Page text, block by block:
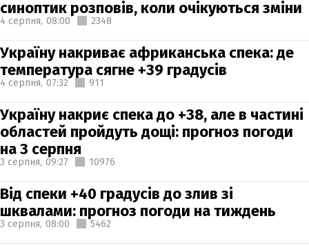
синоптик розповів, коли очікуються зміни
4 серпня, 08:00 2348
Україну накриває африканська спека: де
температура сягне +39 градусів
4 серпня, 07:32 911
Україну накриє спека до +38, але в частині
областей пройдуть дощі: прогноз погоди
на 3 серпня
3 серпня, 09:27 10976
Від спеки +40 градусів до злив зі
шквалами: прогноз погоди на тиждень
3 серпня, 08:00 5462